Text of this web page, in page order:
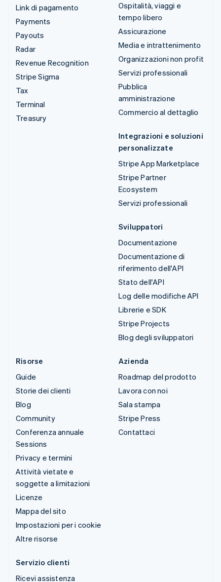
Link di pagamento
Payments
Payouts
Radar
Revenue Recognition
Stripe Sigma
Tax
Terminal
Treasury
Ospitalità, viaggi e
tempo libero
Assicurazione
Media e intrattenimento
Organizzazioni non profit
Servizi professionali
Pubblica
amministrazione
Commercio al dettaglio
Integrazioni e soluzioni
personalizzate
Stripe App Marketplace
Stripe Partner
Ecosystem
Servizi professionali
Sviluppatori
Documentazione
Documentazione di
riferimento dell'API
Stato dell'API
Log delle modifiche API
Librerie e SDK
Stripe Projects
Blog degli sviluppatori
Risorse
Guide
Storie dei clienti
Blog
Community
Conferenza annuale
Sessions
Privacy e termini
Attività vietate e
soggette a limitazioni
Licenze
Mappa del sito
Impostazioni per i cookie
Altre risorse
Azienda
Roadmap del prodotto
Lavora con noi
Sala stampa
Stripe Press
Contattaci
Servizio clienti
Ricevi assistenza